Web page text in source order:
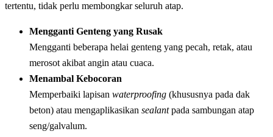
tertentu, tidak perlu membongkar seluruh atap.
Mengganti Genteng yang Rusak
Mengganti beberapa helai genteng yang pecah, retak, atau
merosot akibat angin atau cuaca.
Menambal Kebocoran
Memperbaiki lapisan waterproofing (khususnya pada dak
beton) atau mengaplikasikan sealantpada sambungan atap
seng/galvalum.